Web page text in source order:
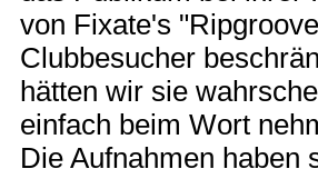
von Fixate's
Clubbesucher
hätten wir sie
einfach beim Wort
Die Aufnahmen haben